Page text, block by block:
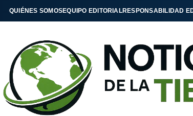
QUIÉNES SOMOSEQUIPO EDITORIALRESPONSABILIDAD